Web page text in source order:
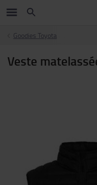
Goodies Toyota
Veste